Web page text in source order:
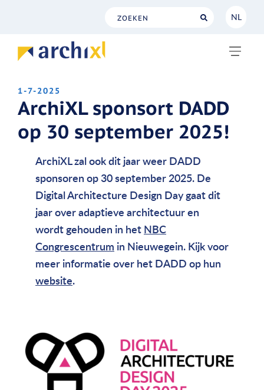
NL
1-7-2025
ArchiXL sponsort DADD
op 30 september 2025!
ArchiXL zal ook dit jaar weer DADD
sponsoren op 30 september 2025. De
Digital Architecture Design Day gaat dit
jaar over adaptieve architectuur en
wordt gehouden in het NBC
Congrescentrum in Nieuwegein. Kijk voor
meer informatie over het DADD op hun
website.